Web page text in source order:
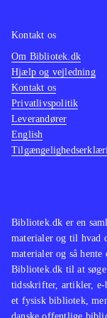
velkendte
netop det
nok gøre det
stuer på
Singstar
på bagen og
gameplay
med en
Bibliotek.dk er en
materialer og til hvad
materialer og så
Bibliotek.dk til at
tidsskrifter, artikler, e-
et fysisk bibliotek,
Kontakt os
Om Bibliotek.dk
Hjælp og vejledning
Kontakt os
Privatlivspolitik
Leverandører
English